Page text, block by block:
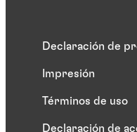
Declaración de
Impresión
Términos de uso
Declaración de